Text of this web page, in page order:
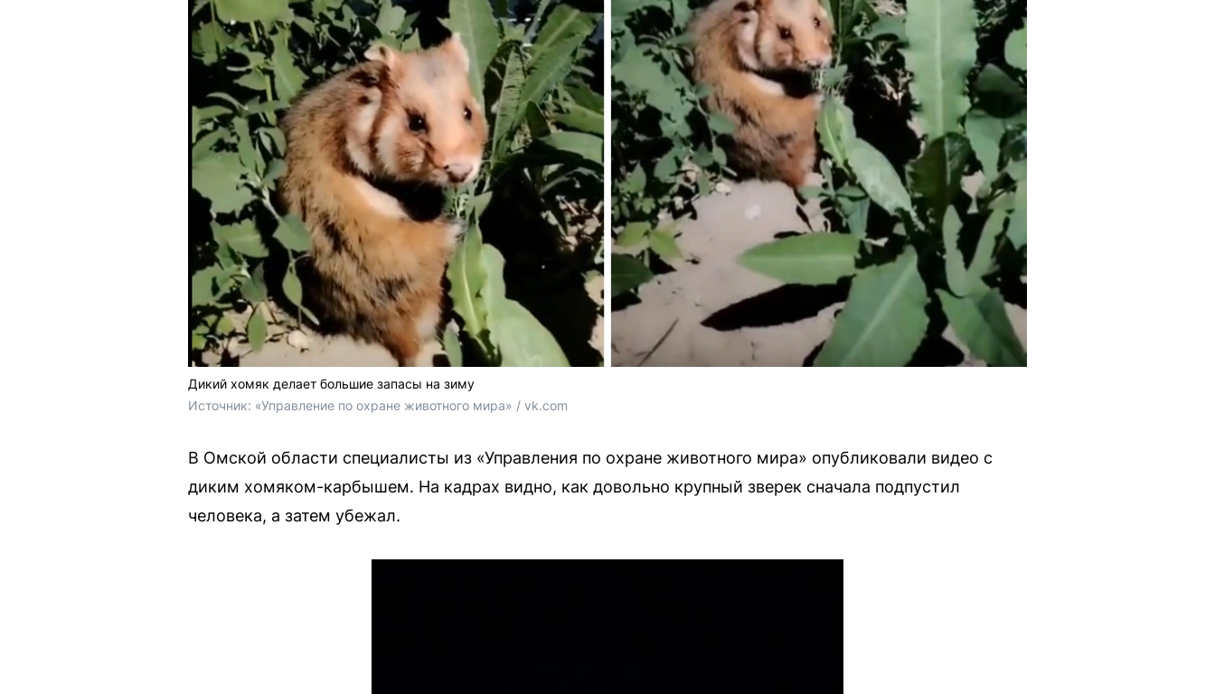
Дикий хомяк делает большие запасы на зиму
Источник: «Управление по охране животного мира» / vk.com
В Омской области специалисты из «Управления по охране животного мира» опубликовали видео с
диким хомяком-карбышем. На кадрах видно, как довольно крупный зверек сначала подпустил
человека, а затем убежал.